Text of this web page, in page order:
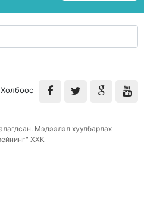
Холбоос
Мэдээлэл хуулбарлах
ХХК